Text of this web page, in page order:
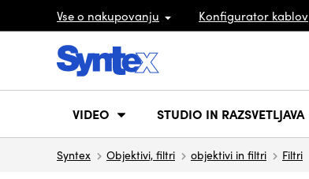
Vse o nakupovanju Konfigurator kablov
VIDEO STUDIO IN RAZSVETLJAVA
Syntex Objektivi, filtri objektivi in filtri Filtri